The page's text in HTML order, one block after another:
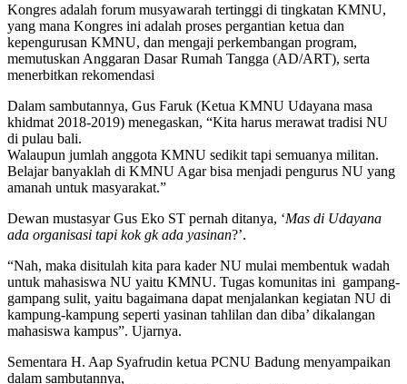
Kongres adalah forum musyawarah tertinggi di tingkatan KMNU,
yang mana Kongres ini adalah proses pergantian ketua dan
kepengurusan KMNU, dan mengaji perkembangan program,
memutuskan Anggaran Dasar Rumah Tangga (AD/ART), serta
menerbitkan rekomendasi
Dalam sambutannya, Gus Faruk (Ketua KMNU Udayana masa
khidmat 2018-2019) menegaskan, “Kita harus merawat tradisi NU
di pulau bali.
Walaupun jumlah anggota KMNU sedikit tapi semuanya militan.
Belajar banyaklah di KMNU Agar bisa menjadi pengurus NU yang
amanah untuk masyarakat.”
Dewan mustasyar Gus Eko ST pernah ditanya, ‘Mas di Udayana
ada organisasi tapi kok gk ada yasinan?’.
“Nah, maka disitulah kita para kader NU mulai membentuk wadah
untuk mahasiswa NU yaitu KMNU. Tugas komunitas ini gampang-
gampang sulit, yaitu bagaimana dapat menjalankan kegiatan NU di
kampung-kampung seperti yasinan tahlilan dan diba’ dikalangan
mahasiswa kampus”. Ujarnya.
Sementara H. Aap Syafrudin ketua PCNU Badung menyampaikan
dalam sambutannya,